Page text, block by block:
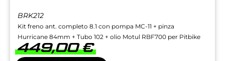
BRK212
Kit freno ant. completo 8.1 con pompa MC-11 + pinza
Hurricane 84mm + Tubo 102 + olio Motul RBF700 per Pitbike
449,00€